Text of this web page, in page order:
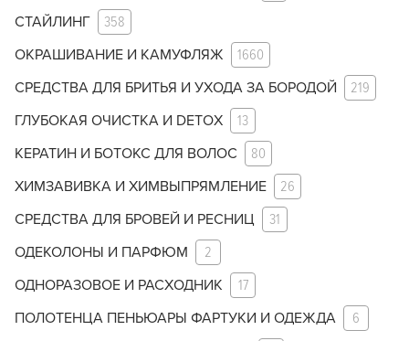
СТАЙЛИНГ 358
ОКРАШИВАНИЕ И КАМУФЛЯЖ 1660
СРЕДСТВА ДЛЯ БРИТЬЯ И УХОДА ЗА БОРОДОЙ 219
ГЛУБОКАЯ ОЧИСТКА И DETOX 13
КЕРАТИН И БОТОКС ДЛЯ ВОЛОС 80
ХИМЗАВИВКА И ХИМВЫПРЯМЛЕНИЕ 26
СРЕДСТВА ДЛЯ БРОВЕЙ И РЕСНИЦ 31
ОДЕКОЛОНЫ И ПАРФЮМ 2
ОДНОРАЗОВОЕ И РАСХОДНИК 17
ПОЛОТЕНЦА ПЕНЬЮАРЫ ФАРТУКИ И ОДЕЖДА 6